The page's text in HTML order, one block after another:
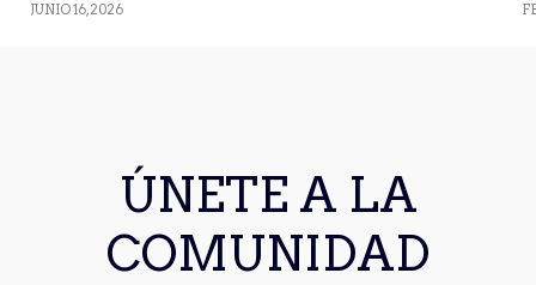
JUNIO 16, 2026
ÚNETE A LA
COMUNIDAD